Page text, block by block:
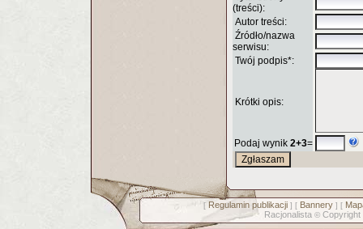
(treści):
Autor treści:
Źródło/nazwa
serwisu:
Twój podpis*:
Krótki opis:
Podaj wynik 2+3=
[ Regulamin publikacji] [ Bannery] [
Racjonalista © Copyright